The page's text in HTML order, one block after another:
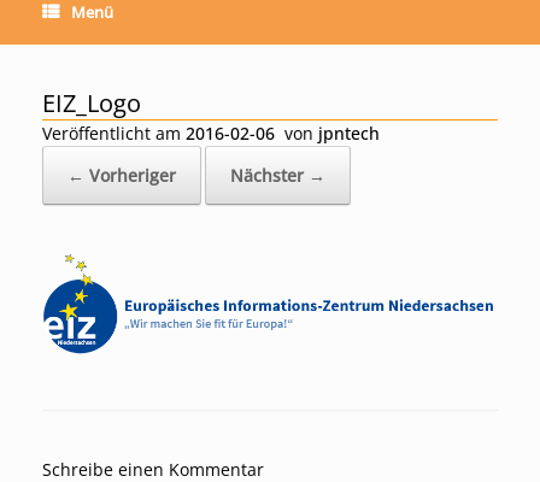
Menü
EIZ_Logo
Veröffentlicht am 2016-02-06 von jpntech
← Vorheriger
Nächster →
Schreibe einen Kommentar